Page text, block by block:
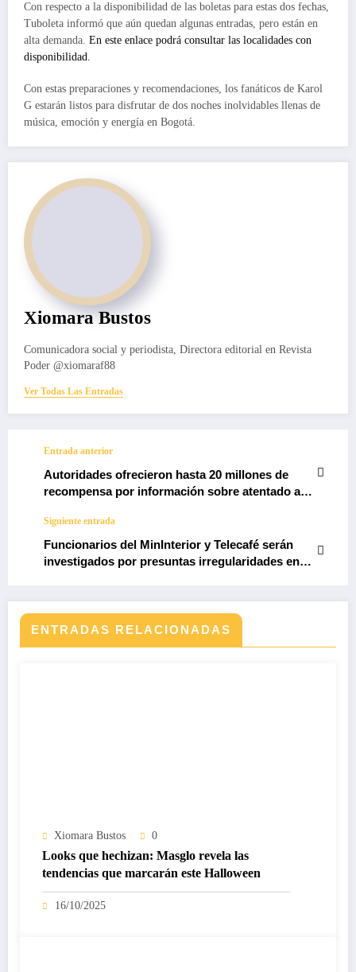
Con respecto a la disponibilidad de las boletas para estas dos fechas,
Tuboleta informó que aún quedan algunas entradas, pero están en
alta demanda. En este enlace podrá consultar las localidades con
disponibilidad.
Con estas preparaciones y recomendaciones, los fanáticos de Karol
G estarán listos para disfrutar de dos noches inolvidables llenas de
música, emoción y energía en Bogotá.
Xiomara Bustos
Comunicadora social y periodista, Directora editorial en Revista
Poder @xiomaraf88
Ver Todas Las Entradas
Entrada anterior
Autoridades ofrecieron hasta 20 millones de
recompensa por información sobre atentado a
Siguiente entrada
Funcionarios del MinInterior y Telecafé serán
investigados por presuntas irregularidades en
ENTRADAS RELACIONADAS
Xiomara Bustos 0
Looks que hechizan: Masglo revela las
tendencias que marcarán este Halloween
16/10/2025